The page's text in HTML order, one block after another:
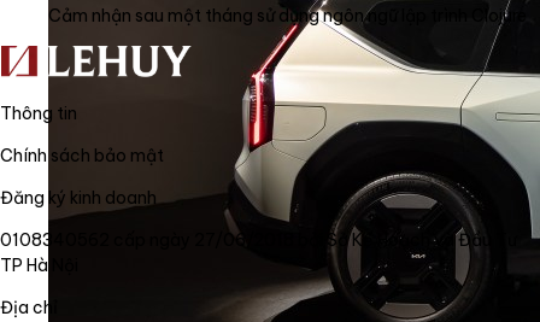
Cảm nhận sau một tháng sử dụng ngôn ngữ lập trình Clojure
Thông tin
Chính sách bảo mật
Đăng ký kinh doanh
0108340562 cấp ngày 27/06/2018 bởi Sở Kế Hoạch và Đầu Tư
TP Hà Nội
Địa chỉ